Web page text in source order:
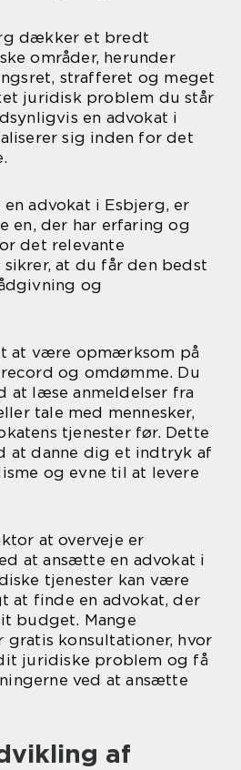
dækker et bredt
områder, herunder
strafferet og meget
juridisk problem du står
en advokat i
sig inden for det
advokat i Esbjerg, er
en, der har erfaring og
det relevante
at du får den bedst
og
at være opmærksom på
og omdømme. Du
at læse anmeldelser fra
tale med mennesker,
tjenester før. Dette
at danne dig et indtryk af
og evne til at levere
at overveje er
at ansætte en advokat i
tjenester kan være
at finde en advokat, der
budget. Mange
konsultationer, hvor
juridiske problem og få
ved at ansætte
af